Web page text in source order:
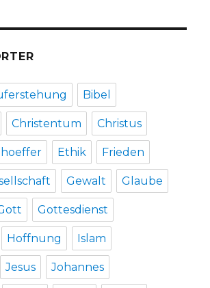
Bibel
Christentum Christus
Ethik Frieden
Gewalt Glaube
Gottesdienst
Hoffnung Islam
Jesus Johannes